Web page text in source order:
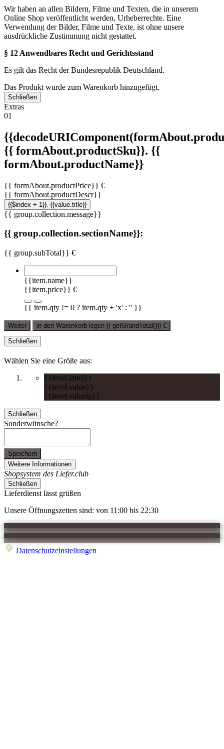
Wir haben an allen Bildern, Filme und Texten, die in unserem
Online Shop veröffentlicht werden, Urheberrechte. Eine
Verwendung der Bilder, Filme und Texte, ist ohne unsere
ausdrückliche Zustimmung nicht gestattet.
§ 12 Anwendbares Recht und Gerichtsstand
Es gilt das Recht der Bundesrepublik Deutschland.
Das Produkt wurde zum Warenkorb hinzugefügt.
Schließen
Extras
01
{{ formAbout.productSku}}. {{
formAbout.productName}}
{{ formAbout.productPrice}} €
{{ formAbout.productDescr}}
{{$index + 1}}. {{value.title}}
{{ group.collection.message}}
{{ group.collection.sectionName}}:
{{ group.subTotal}} €
{{item.name}}
{{item.price}} €
{{ item.qty != 0 ? item.qty + 'x' : '' }}
Weiter in den Warenkorb legen {{ getGrandTotal()}} €
Schließen
Wählen Sie eine Größe aus:
{{level.label}}
{{level.value}}
{{level.valuelp}}
Schließen
Sonderwünsche?
Speichern
Weitere Informationen
Shopsystem des Liefer.club
Schließen
Lieferdienst lässt grüßen
Unsere Öffnungszeiten sind: von 11:00 bis 22:30
Datenschutzeinstellungen